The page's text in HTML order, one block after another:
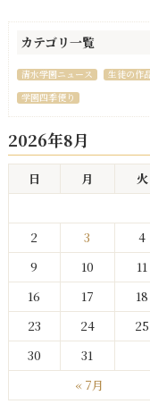
カテゴリ一覧
清水学園ニュース 生徒の作
学園四季便り
2026年8月
日 月 火
« 7月
2
3 4
9
10 11
16
17 18
23
24 25
30
31